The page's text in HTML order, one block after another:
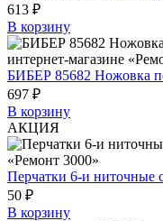
613 ₽
В корзину
БИБЕР 85682 Ножовка
697 ₽
В корзину
АКЦИЯ
Перчатки 6-и
50 ₽
В корзину